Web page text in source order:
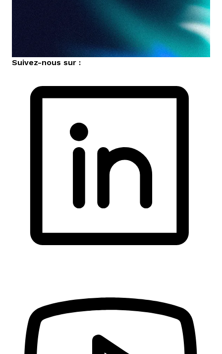
Suivez-nous sur :